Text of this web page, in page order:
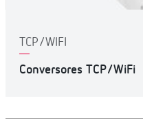
TCP/WIFI
Conversores TCP/WiFi